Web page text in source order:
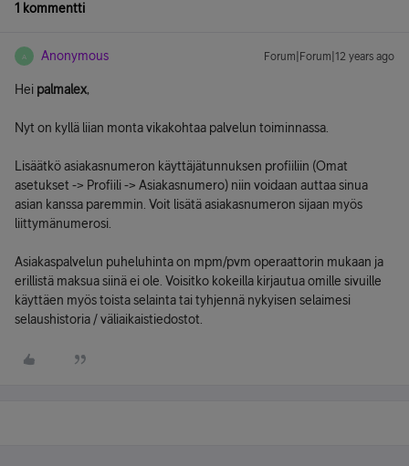
1 kommentti
A Anonymous Forum|Forum|12 years ago
Hei palmalex,
Nyt on kyllä liian monta vikakohtaa palvelun toiminnassa.
Lisäätkö asiakasnumeron käyttäjätunnuksen profiiliin (Omat
asetukset -> Profiili -> Asiakasnumero) niin voidaan auttaa sinua
asian kanssa paremmin. Voit lisätä asiakasnumeron sijaan myös
liittymänumerosi.
Asiakaspalvelun puheluhinta on mpm/pvm operaattorin mukaan ja
erillistä maksua siinä ei ole. Voisitko kokeilla kirjautua omille sivuille
käyttäen myös toista selainta tai tyhjennä nykyisen selaimesi
selaushistoria / väliaikaistiedostot.